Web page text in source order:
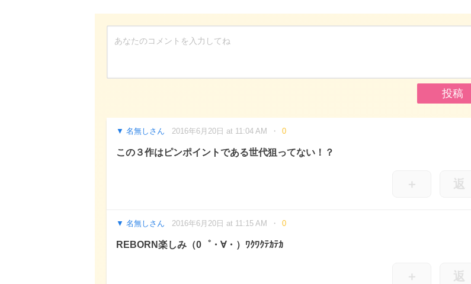
名無しさん 2016年6月20日 at 11:04 AM 0
この３作はピンポイントである世代狙ってない！？
＋ 返
名無しさん 2016年6月20日 at 11:15 AM 0
REBORN楽しみ（0゜・∀・）ﾜｸﾜｸﾃｶﾃｶ
＋ 返